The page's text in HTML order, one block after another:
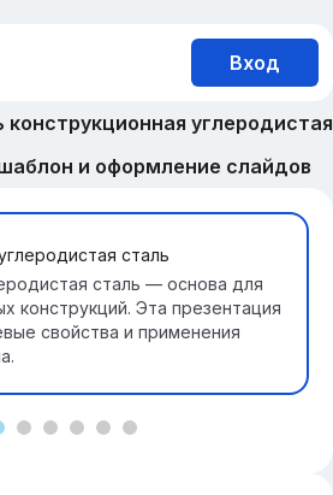
Вход
углеродистая
и оформление слайдов
сталь
сталь — основа для
конструкций. Эта презентация
свойства и применения